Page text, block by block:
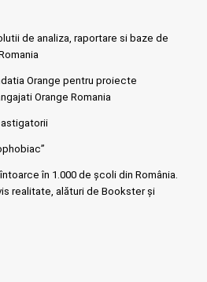
de analiza, raportare si baze de
Orange pentru proiecte
Orange Romania
în 1.000 de școli din România.
realitate, alături de Bookster și